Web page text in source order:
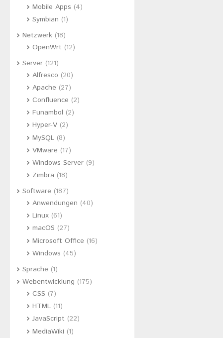
Mobile Apps (4)
Symbian (1)
Netzwerk (18)
OpenWrt (12)
Server (121)
Alfresco (20)
Apache (27)
Confluence (2)
Funambol (2)
Hyper-V(2)
MySQL(8)
VMware (17)
Windows Server(9)
Zimbra (18)
Software (187)
Anwendungen (40)
Linux(61)
macOS (27)
Microsoft Office (16)
Windows (45)
Sprache (1)
Webentwicklung (175)
CSS (7)
HTML(11)
JavaScript (22)
MediaWiki (1)